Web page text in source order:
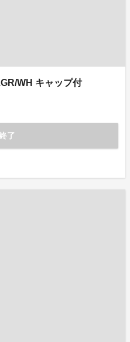
WH キャップ付
了